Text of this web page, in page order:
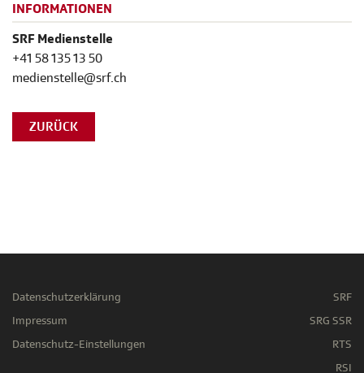
INFORMATIONEN
SRF Medienstelle
+41 58 135 13 50
medienstelle@srf.ch
ZURÜCK
Datenschutzerklärung
Impressum
Datenschutz-Einstellungen
SRF
SRG SSR
RTS
RSI